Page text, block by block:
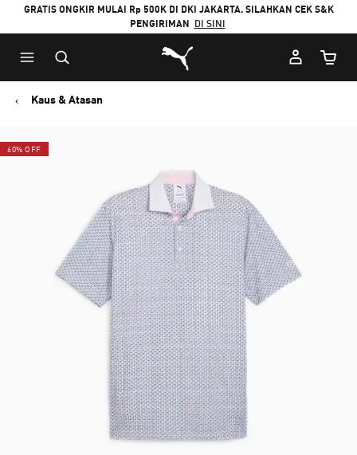
GRATIS ONGKIR MULAI Rp 500K DI DKI JAKARTA. SILAHKAN CEK S&K
PENGIRIMAN DI SINI
Puma Beranda
Kaus & Atasan
60% OFF